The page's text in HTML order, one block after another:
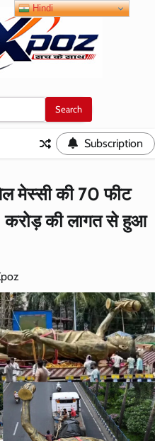
Subscription
मेस्सी की 70 फीट
करोड़ की लागत से हुआ
Hindi